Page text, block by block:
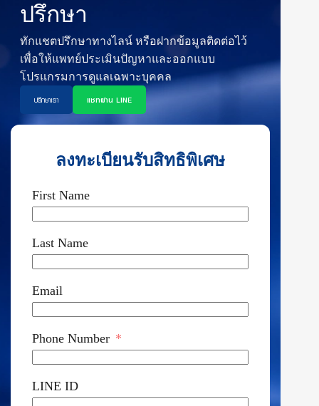
ปรึกษา
ทักแชตปรึกษาทางไลน์ หรือฝากข้อมูลติดต่อไว้
เพื่อให้แพทย์ประเมินปัญหาและออกแบบ
โปรแกรมการดูแลเฉพาะบุคคล
ปรึกษาเรา
แชทผ่าน LINE
ลงทะเบียนรับสิทธิพิเศษ
First Name
Last Name
Email
Phone Number
LINE ID